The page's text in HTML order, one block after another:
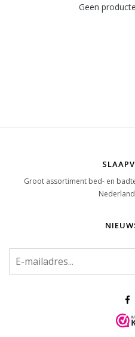
Geen
Groot assortiment bed- en